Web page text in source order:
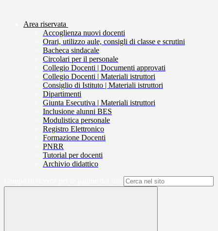
Area riservata
Accoglienza nuovi docenti
Orari, utilizzo aule, consigli di classe e scrutini
Bacheca sindacale
Circolari per il personale
Collegio Docenti | Documenti approvati
Collegio Docenti | Materiali istruttori
Consiglio di Istituto | Materiali istruttori
Dipartimenti
Giunta Esecutiva | Materiali istruttori
Inclusione alunni BES
Modulistica personale
Registro Elettronico
Formazione Docenti
PNRR
Tutorial per docenti
Archivio didattico